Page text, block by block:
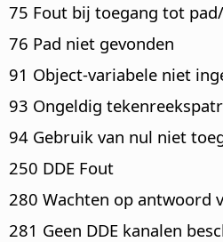
75 Fout bij toegang tot
76 Pad niet gevonden
91 Object-variabele niet
93 Ongeldig
94 Gebruik van nul niet
250 DDE Fout
280 Wachten op antwoord
281 Geen DDE kanalen